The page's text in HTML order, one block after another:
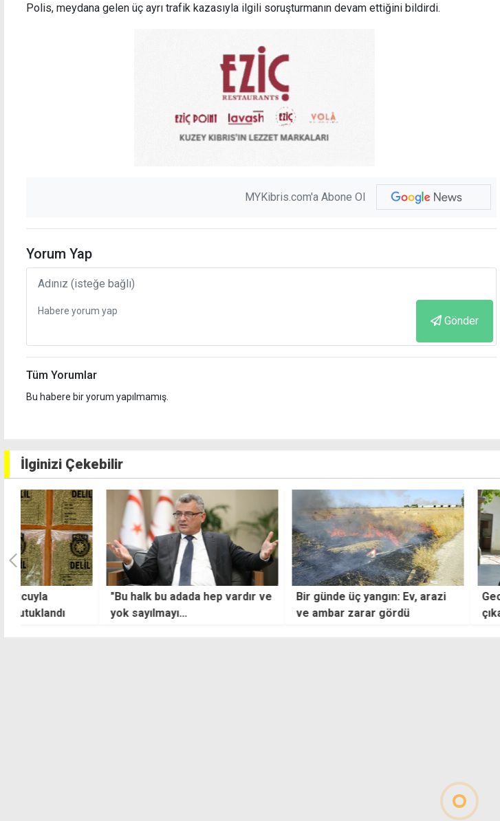
Polis, meydana gelen üç ayrı trafik kazasıyla ilgili soruşturmanın devam ettiğini bildirdi.
MYKibris.com'a Abone Ol
Yorum Yap
Gönder
Tüm Yorumlar
Bu habere bir yorum yapılmamış.
İlginizi Çekebilir
"Bu halk bu adada hep vardır ve
yok sayılmayı
Bir günde üç yangın: Ev, arazi
ve ambar zarar gördü
Gece kulübü
çıkaran" kişiyi